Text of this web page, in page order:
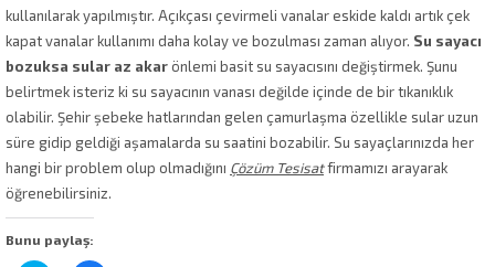
kullanılarak yapılmıştır. Açıkçası çevirmeli vanalar eskide kaldı artık çek
kapat vanalar kullanımı daha kolay ve bozulması zaman alıyor. Su sayacı
bozuksa sular az akarönlemi basit su sayacısını değiştirmek. Şunu
belirtmek isteriz ki su sayacının vanası değilde içinde de bir tıkanıklık
olabilir. Şehir şebeke hatlarından gelen çamurlaşma özellikle sular uzun
süre gidip geldiği aşamalarda su saatini bozabilir. Su sayaçlarınızda her
hangi bir problem olup olmadığını Çözüm Tesisatfirmamızı arayarak
öğrenebilirsiniz.
Bunu paylaş: